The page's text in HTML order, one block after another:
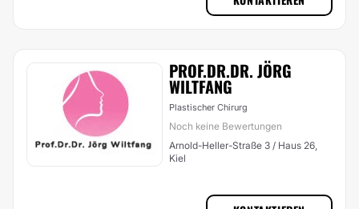
PROF.DR.DR. JÖRG
WILTFANG
Plastischer Chirurg
Noch keine Bewertungen
Arnold-Heller-Straße 3 / Haus 26,
Kiel